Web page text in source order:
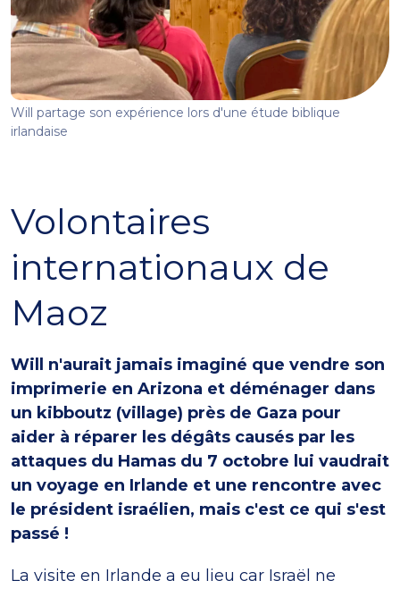
Will partage son expérience lors d'une étude biblique
irlandaise
Volontaires
internationaux de
Maoz
Will n'aurait jamais imaginé que vendre son
imprimerie en Arizona et déménager dans
un kibboutz (village) près de Gaza pour
aider à réparer les dégâts causés par les
attaques du Hamas du 7 octobre lui vaudrait
un voyage en Irlande et une rencontre avec
le président israélien, mais c'est ce qui s'est
passé !
La visite en Irlande a eu lieu car Israël ne